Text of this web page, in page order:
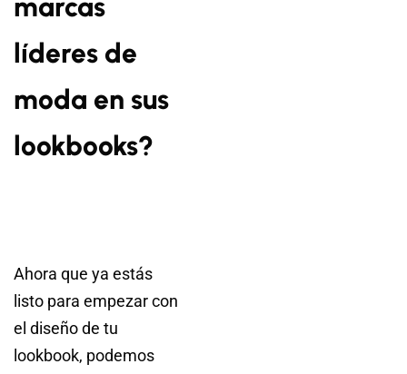
marcas
líderes de
moda en sus
lookbooks?
Ahora que ya estás
listo para empezar con
el diseño de tu
lookbook, podemos